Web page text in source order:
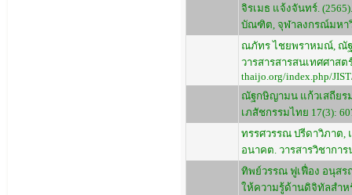
จิรเมธ แจ้งจันทร์.
บัณฑิต, จุฬาลงกรณ์มหาวิท
ณภัทร ไชยพราหมณ์, ณัฐ
วารสารสารสนเทศศาสต
thaijo.org/index.php/
ณัฐกษิญามน แก้วเสถียร
เภสัชกรรมไทย 17(3):
ทรรศวรรณ ปรีดาวิภาต,
อนาคต. วารสารวิชาการ
ทิพย์วรรณ ฟูเฟื่อง อนุส
ให้ความรู้ด้านดิจิทัลสำห